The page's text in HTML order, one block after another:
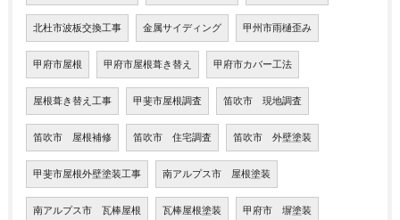
北杜市波板交換工事 金属サイディング 甲州市雨樋歪み
甲府市屋根 甲府市屋根葺き替え 甲府市カバー工法
屋根葺き替え工事 甲斐市屋根調査 笛吹市 現地調査
笛吹市 屋根補修 笛吹市 住宅調査 笛吹市 外壁塗装
甲斐市屋根外壁塗装工事 南アルプス市 屋根塗装
南アルプス市 瓦棒屋根 瓦棒屋根塗装 甲府市 塀塗装